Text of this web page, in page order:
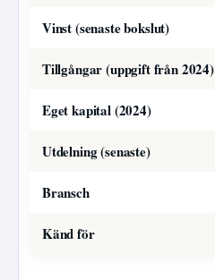
Vinst (senaste bokslut)
Tillgångar (uppgift från 2024)
Eget kapital (2024)
Utdelning (senaste)
Bransch
Känd för